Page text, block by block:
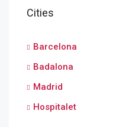
Cities
Barcelona
Badalona
Madrid
Hospitalet